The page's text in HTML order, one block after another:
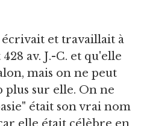
et travaillait à
av. J.-C. et qu'elle
mais on ne peut
plus sur elle. On ne
était son vrai nom